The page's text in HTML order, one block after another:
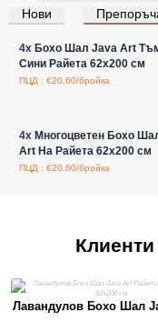
НовиВлезте за цени на
4xБохо Шал Java Art
Сини Райета 62x200 см
ПЦД : €20.60/бройка
4xМногоцветен Бохо
Art На Райета 62x200 см
ПЦД : €20.60/бройка
Лавандулов Бохо Шал